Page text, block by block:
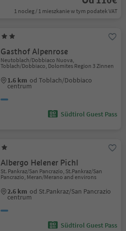
1 nocleg / 1 mieszkanie w tym podatek VAT
Gasthof Alpenrose
Neutoblach/Dobbiaco Nuova,
Toblach/Dobbiaco, Dolomites Region 3 Zinnen
1.6 km od Toblach/Dobbiaco
centrum
Südtirol Guest Pass
Albergo Helener Pichl
St. Pankraz/San Pancrazio, St.Pankraz/San
Pancrazio, Meran/Merano and environs
2.6 km od St.Pankraz/San Pancrazio
centrum
Südtirol Guest Pass